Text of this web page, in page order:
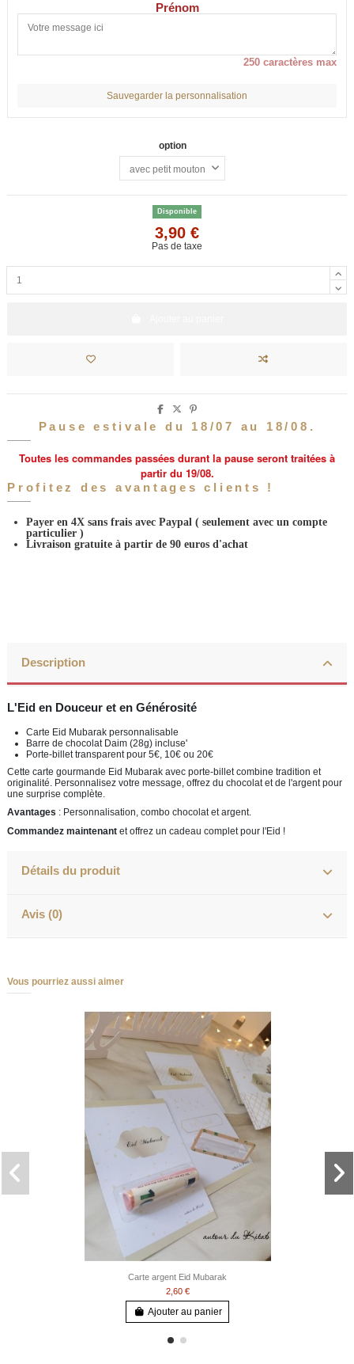
Prénom
250 caractères max
Sauvegarder la personnalisation
option
Disponible
3,90 €
Pas de taxe
Pause estivale du 18/07 au 18/08.
Toutes les commandes passées durant la pause seront traitées à
partir du 19/08.
Profitez des avantages clients !
Payer en 4X sans frais avec Paypal ( seulement avec un compte
particulier )
Livraison gratuite à partir de 90 euros d'achat
Description
L'Eid en Douceur et en Générosité
Carte Eid Mubarak personnalisable
Barre de chocolat Daim (28g) incluse'
Porte-billet transparent pour 5€, 10€ ou 20€
Cette carte gourmande Eid Mubarak avec porte-billet combine tradition et
originalité. Personnalisez votre message, offrez du chocolat et de l'argent pour
une surprise complète.
Avantages : Personnalisation, combo chocolat et argent.
Commandez maintenant et offrez un cadeau complet pour l'Eid !
Détails du produit
Avis (0)
Vous pourriez aussi aimer
Carte argent Eid Mubarak
2,60 €
Ajouter au panier